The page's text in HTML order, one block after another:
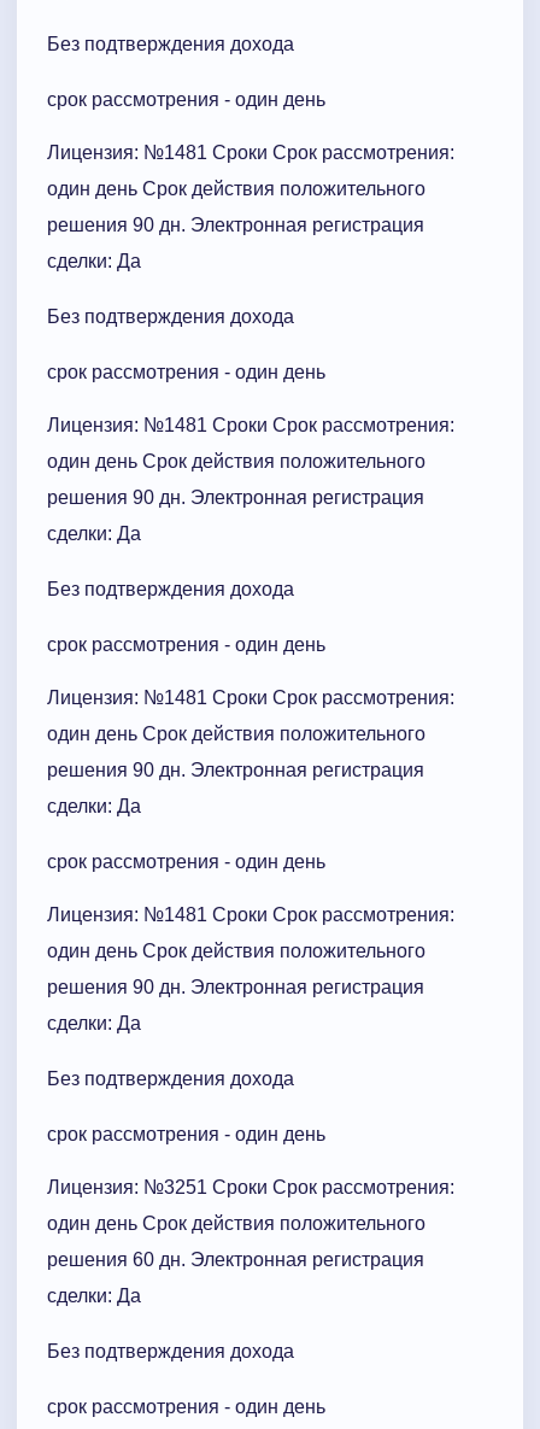
Без подтверждения дохода
срок рассмотрения - один день
Лицензия: №1481 Сроки Cрок рассмотрения:
один день Срок действия положительного
решения 90 дн. Электронная регистрация
сделки: Да
Без подтверждения дохода
срок рассмотрения - один день
Лицензия: №1481 Сроки Cрок рассмотрения:
один день Срок действия положительного
решения 90 дн. Электронная регистрация
сделки: Да
Без подтверждения дохода
срок рассмотрения - один день
Лицензия: №1481 Сроки Cрок рассмотрения:
один день Срок действия положительного
решения 90 дн. Электронная регистрация
сделки: Да
срок рассмотрения - один день
Лицензия: №1481 Сроки Cрок рассмотрения:
один день Срок действия положительного
решения 90 дн. Электронная регистрация
сделки: Да
Без подтверждения дохода
срок рассмотрения - один день
Лицензия: №3251 Сроки Cрок рассмотрения:
один день Срок действия положительного
решения 60 дн. Электронная регистрация
сделки: Да
Без подтверждения дохода
срок рассмотрения - один день